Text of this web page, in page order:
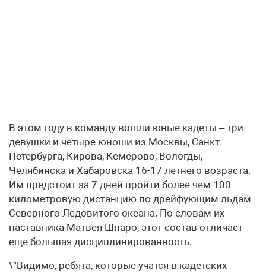
В этом году в команду вошли юные кадеты – три
девушки и четыре юноши из Москвы, Санкт-
Петербурга, Кирова, Кемерово, Вологды,
Челябинска и Хабаровска 16-17 летнего возраста.
Им предстоит за 7 дней пройти более чем 100-
километровую дистанцию по дрейфующим льдам
Северного Ледовитого океана. По словам их
наставника Матвея Шпаро, этот состав отличает
еще большая дисциплинированность.
\”Видимо, ребята, которые учатся в кадетских